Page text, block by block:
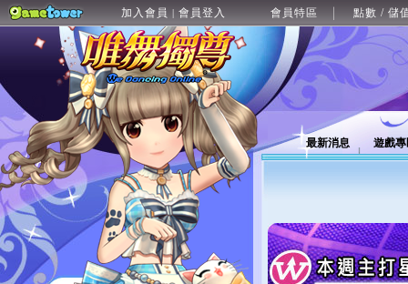
加入會員 | 會員登入 會員特區 點數 / 儲
最新消息 遊戲